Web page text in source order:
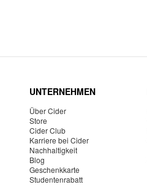
UNTERNEHMEN
Über Cider
Store
Cider Club
Karriere bei Cider
Nachhaltigkeit
Blog
Geschenkkarte
Studentenrabatt